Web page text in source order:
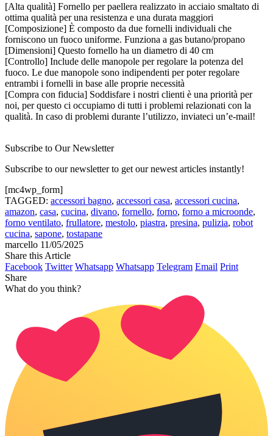
[Alta qualità] Fornello per paellera realizzato in acciaio smaltato di
ottima qualità per una resistenza e una durata maggiori
[Composizione] È composto da due fornelli individuali che
forniscono un fuoco uniforme. Funziona a gas butano/propano
[Dimensioni] Questo fornello ha un diametro di 40 cm
[Controllo] Include delle manopole per regolare la potenza del
fuoco. Le due manopole sono indipendenti per poter regolare
entrambi i fornelli in base alle proprie necessità
[Compra con fiducia] Soddisfare i nostri clienti è una priorità per
noi, per questo ci occupiamo di tutti i problemi relazionati con la
qualità. In caso di problemi durante l’utilizzo, inviateci un’e-mail!
Subscribe to Our Newsletter
Subscribe to our newsletter to get our newest articles instantly!
[mc4wp_form]
TAGGED: accessori bagno, accessori casa, accessori cucina,
amazon, casa, cucina, divano, fornello, forno, forno a microonde,
forno ventilato, frullatore, mestolo, piastra, presina, pulizia, robot
cucina, sapone, tostapane
marcello 11/05/2025
Share this Article
Facebook Twitter Whatsapp Whatsapp Telegram Email Print
Share
What do you think?